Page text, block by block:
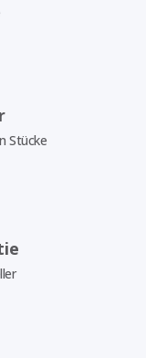
Stücke